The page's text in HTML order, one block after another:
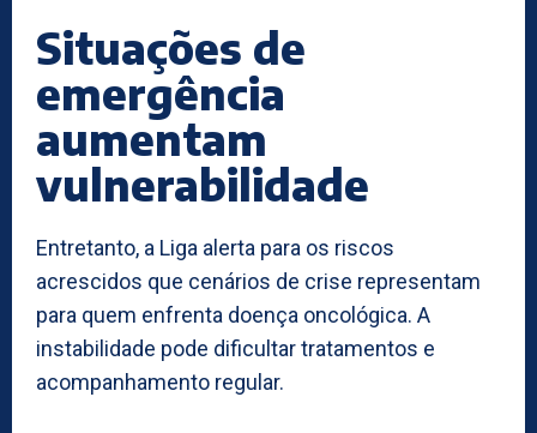
Situações de
emergência
aumentam
vulnerabilidade
Entretanto, a Liga alerta para os riscos
acrescidos que cenários de crise representam
para quem enfrenta doença oncológica. A
instabilidade pode dificultar tratamentos e
acompanhamento regular.